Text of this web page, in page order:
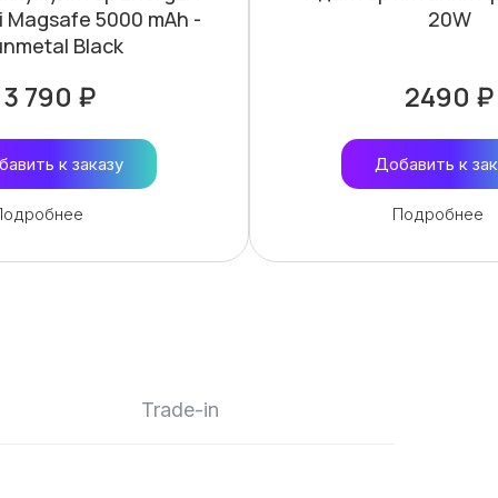
Magsafe 5000 mAh -
Black
3 790 ₽
к заказу
20W
2490 ₽
Добавить к
Подробнее
Trade-in